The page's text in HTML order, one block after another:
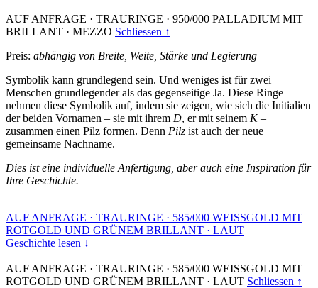
AUF ANFRAGE · TRAURINGE · 950/000 PALLADIUM MIT
BRILLANT · MEZZO Schliessen ↑
Preis: abhängig von Breite, Weite, Stärke und Legierung
Symbolik kann grundlegend sein. Und weniges ist für zwei
Menschen grundlegender als das gegenseitige Ja. Diese Ringe
nehmen diese Symbolik auf, indem sie zeigen, wie sich die Initialien
der beiden Vornamen – sie mit ihrem D, er mit seinem K–
zusammen einen Pilz formen. Denn Pilz ist auch der neue
gemeinsame Nachname.
Dies ist eine individuelle Anfertigung, aber auch eine Inspiration für
Ihre Geschichte.
AUF ANFRAGE · TRAURINGE · 585/000 WEISSGOLD MIT
ROTGOLD UND GRÜNEM BRILLANT · LAUT
Geschichte lesen ↓
AUF ANFRAGE · TRAURINGE · 585/000 WEISSGOLD MIT
ROTGOLD UND GRÜNEM BRILLANT · LAUT Schliessen ↑